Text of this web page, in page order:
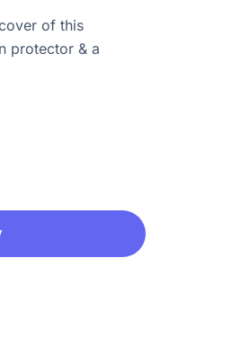
of this
protector & a